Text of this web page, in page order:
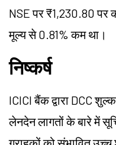
NSE पर ₹1,230.80 पर
मूल्य से 0.81% कम था।
निष्कर्ष
ICICI बैंक द्वारा DCC
लेनदेन लागतों के बारे में